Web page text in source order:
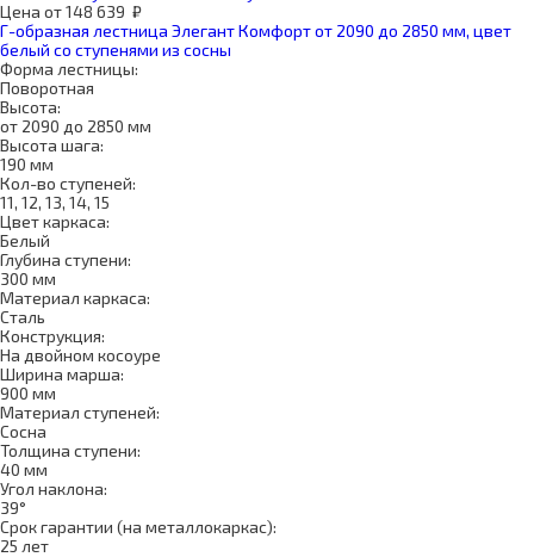
Цена от148 639 ₽
Г-образная лестница Элегант Комфорт от 2090 до 2850 мм, цвет
белый со ступенями из сосны
Форма лестницы:
Поворотная
Высота:
от 2090 до 2850 мм
Высота шага:
190 мм
Кол-во ступеней:
11, 12, 13, 14, 15
Цвет каркаса:
Белый
Глубина ступени:
300 мм
Материал каркаса:
Сталь
Конструкция:
На двойном косоуре
Ширина марша:
900 мм
Материал ступеней:
Сосна
Толщина ступени:
40 мм
Угол наклона:
39°
Срок гарантии (на металлокаркас):
25 лет